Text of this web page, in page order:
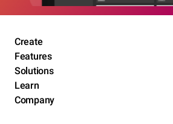
Create
Features
Solutions
Learn
Company